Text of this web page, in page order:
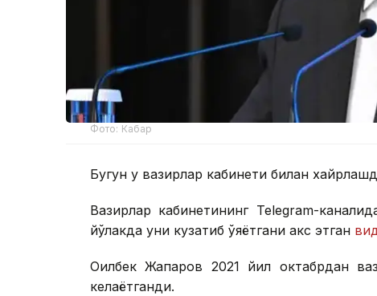
Фото: Кабар
Бугун у вазирлар кабинети билан
Вазирлар кабинетининг Telegram-
йўлакда уни кузатиб қўяётгани акс этган
Оқилбек Жапаров 2021 йил октабрдан
келаётганди.